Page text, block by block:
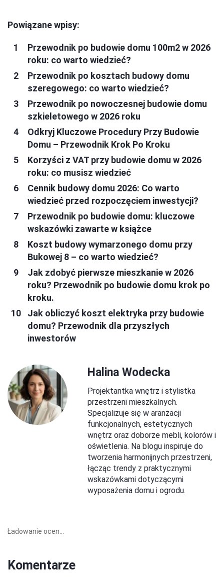
Powiązane wpisy:
Przewodnik po budowie domu 100m2 w 2026
roku: co warto wiedzieć?
Przewodnik po kosztach budowy domu
szeregowego: co warto wiedzieć?
Przewodnik po nowoczesnej budowie domu
szkieletowego w 2026 roku
Odkryj Kluczowe Procedury Przy Budowie
Domu – Przewodnik Krok Po Kroku
Korzyści z VAT przy budowie domu w 2026
roku: co musisz wiedzieć
Cennik budowy domu 2026: Co warto
wiedzieć przed rozpoczęciem inwestycji?
Przewodnik po budowie domu: kluczowe
wskazówki zawarte w książce
Koszt budowy wymarzonego domu przy
Bukowej 8 – co warto wiedzieć?
Jak zdobyć pierwsze mieszkanie w 2026
roku? Przewodnik po budowie domu krok po
kroku.
Jak obliczyć koszt elektryka przy budowie
domu? Przewodnik dla przyszłych
inwestorów
Halina Wodecka
Projektantka wnętrz i stylistka
przestrzeni mieszkalnych.
Specjalizuje się w aranżacji
funkcjonalnych, estetycznych
wnętrz oraz doborze mebli, kolorów i
oświetlenia. Na blogu inspiruje do
tworzenia harmonijnych przestrzeni,
łącząc trendy z praktycznymi
wskazówkami dotyczącymi
wyposażenia domu i ogrodu.
Ładowanie ocen...
Komentarze